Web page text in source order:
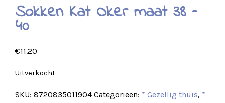
Sokken Kat Oker maat 38 –
40
€11.20
Uitverkocht
SKU: 8720835011904 Categorieën: * Gezellig thuis, *